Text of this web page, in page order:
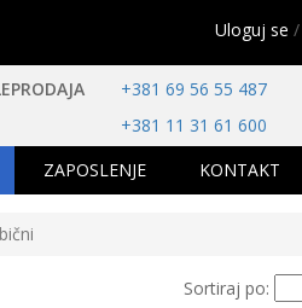
Uloguj se /
+381 69 56 55 487
+381 11 31 61 600
ZAPOSLENJE KONTAKT
Sortiraj po: